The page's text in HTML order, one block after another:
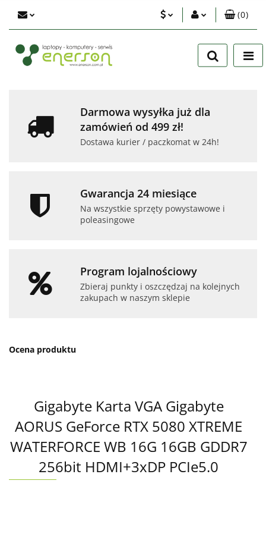
Zaloguj się
Zarejestruj się
(0)
Darmowa wysyłka już dla
zamówień od 499 zł!
Dostawa kurier / paczkomat w 24h!
Gwarancja 24 miesiące
Na wszystkie sprzęty powystawowe i
poleasingowe
Program lojalnościowy
Zbieraj punkty i oszczędzaj na kolejnych
zakupach w naszym sklepie
Ocena produktu
Gigabyte Karta VGA Gigabyte
AORUS GeForce RTX 5080 XTREME
WATERFORCE WB 16G 16GB GDDR7
256bit HDMI+3xDP PCIe5.0